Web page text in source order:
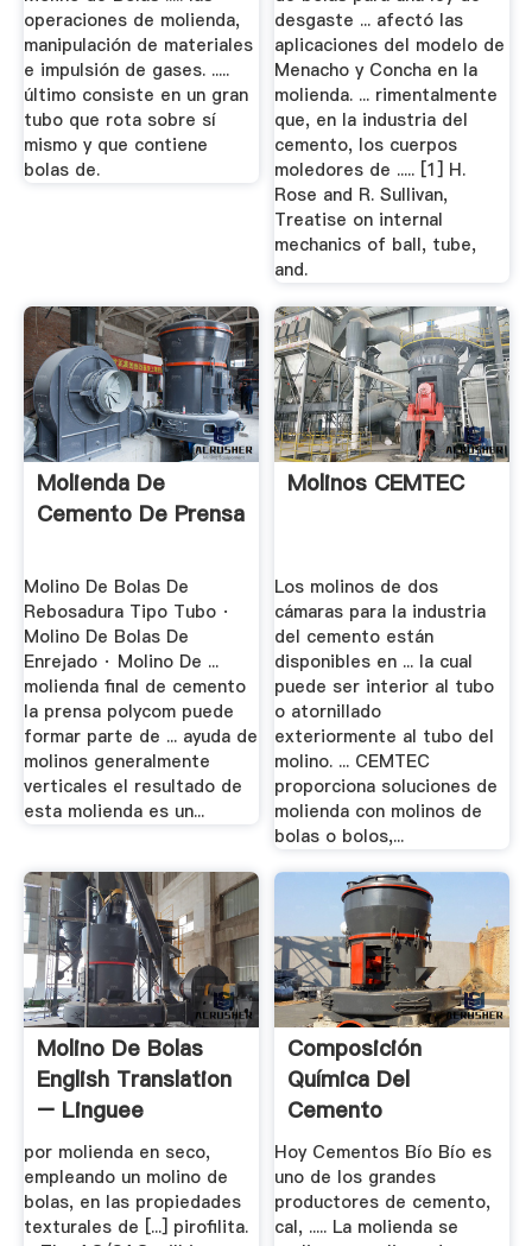
operaciones de molienda,
manipulación de materiales
e impulsión de gases. .....
último consiste en un gran
tubo que rota sobre sí
mismo y que contiene
bolas de.
desgaste ... afectó las
aplicaciones del modelo de
Menacho y Concha en la
molienda. ... rimentalmente
que, en la industria del
cemento, los cuerpos
moledores de ..... [1] H.
Rose and R. Sullivan,
Treatise on internal
mechanics of ball, tube,
and.
Molienda De
Cemento De Prensa
Molino De Bolas De
Rebosadura Tipo Tubo ·
Molino De Bolas De
Enrejado · Molino De ...
molienda final de cemento
la prensa polycom puede
formar parte de ... ayuda de
molinos generalmente
verticales el resultado de
esta molienda es un...
Molinos CEMTEC
Los molinos de dos
cámaras para la industria
del cemento están
disponibles en ... la cual
puede ser interior al tubo
o atornillado
exteriormente al tubo del
molino. ... CEMTEC
proporciona soluciones de
molienda con molinos de
bolas o bolos,...
Molino De Bolas
English Translation
– Linguee
por molienda en seco,
empleando un molino de
bolas, en las propiedades
texturales de [...] pirofilita.
Composición
Química Del
Cemento
Hoy Cementos Bío Bío es
uno de los grandes
productores de cemento,
cal, ..... La molienda se